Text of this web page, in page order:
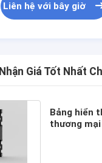
Liên hệ với bây giờ
Nhận Giá Tốt Nhất
Bảng hiển
thương